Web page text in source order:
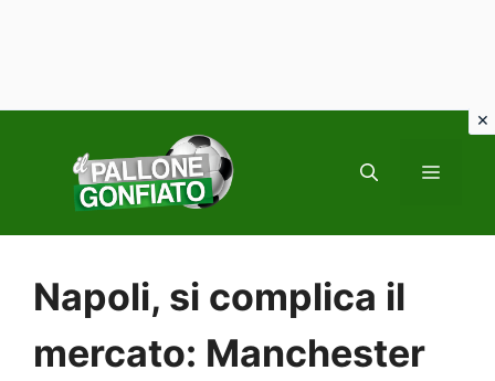
contenuto
MENU
Napoli, si complica il
mercato: Manchester